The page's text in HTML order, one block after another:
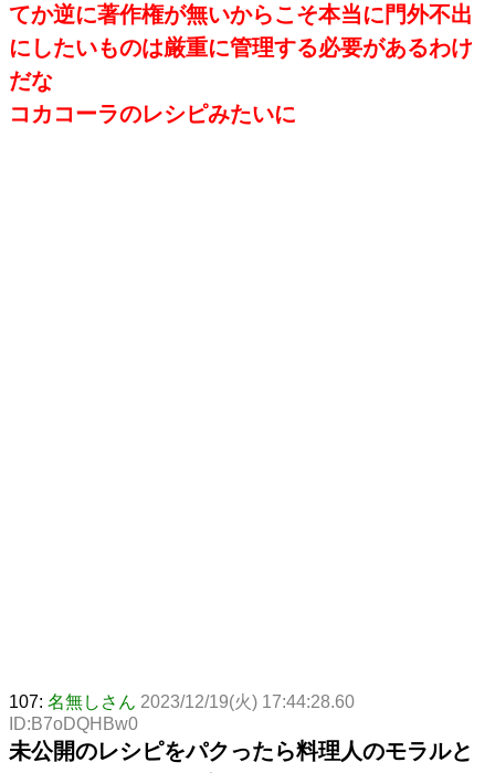
てか逆に著作権が無いからこそ本当に門外不出
にしたいものは厳重に管理する必要があるわけ
だな
コカコーラのレシピみたいに
107: 名無しさん 2023/12/19(火) 17:44:28.60
ID:B7oDQHBw0
未公開のレシピをパクったら料理人のモラルと